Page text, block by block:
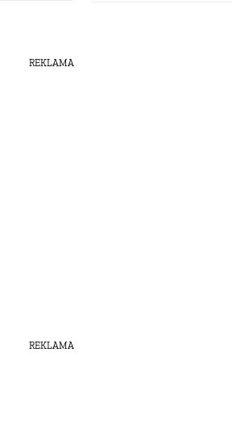
REKLAMA
REKLAMA